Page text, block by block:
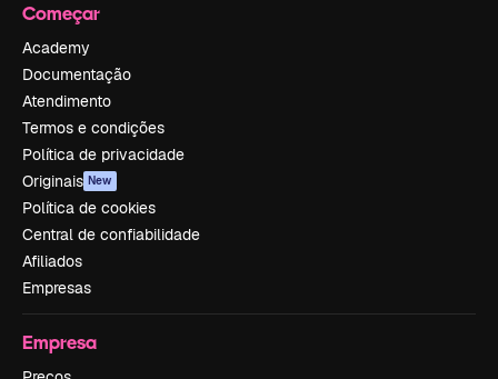
Começar
Academy
Documentação
Atendimento
Termos e condições
Política de privacidade
Originais New
Política de cookies
Central de confiabilidade
Afiliados
Empresas
Empresa